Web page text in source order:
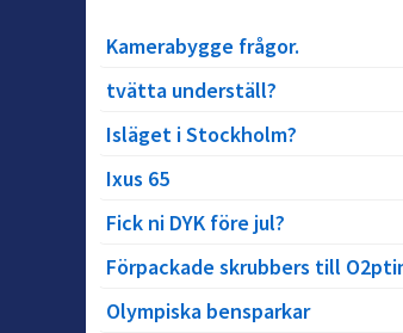
Kamerabygge frågor.
tvätta underställ?
Isläget i Stockholm?
Ixus 65
Fick ni DYK före jul?
Förpackade skrubbers till
Olympiska bensparkar